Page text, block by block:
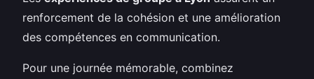
renforcement de la cohésion et une amélioration
des compétences en communication.
Pour une journée mémorable, combinez